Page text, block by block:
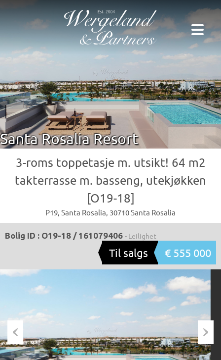
Santa Rosalia Resort
3-roms toppetasje m. utsikt! 64 m2
takterrasse m. basseng, utekjøkken
[O19-18]
P19, Santa Rosalia, 30710 Santa Rosalia
Bolig ID : O19-18 / 161079406 - Leilighet
Til salgs € 555 000